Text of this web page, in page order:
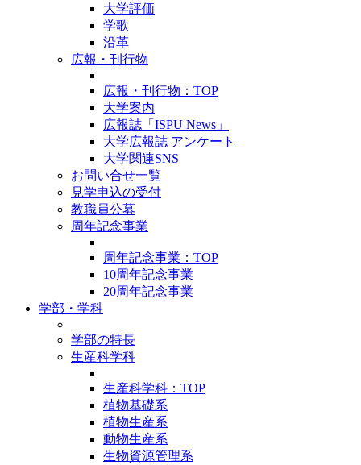
大学評価
学歌
沿革
広報・刊行物
広報・刊行物：TOP
大学案内
広報誌「ISPU News」
大学広報誌 アンケート
大学関連SNS
お問い合せ一覧
見学申込の受付
教職員公募
周年記念事業
周年記念事業：TOP
10周年記念事業
20周年記念事業
学部・学科
学部の特長
生産科学科
生産科学科：TOP
植物基礎系
植物生産系
動物生産系
生物資源管理系